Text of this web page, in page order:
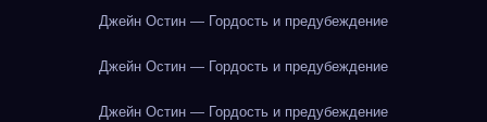
Джейн Остин — Гордость и предубеждение
Джейн Остин — Гордость и предубеждение
Джейн Остин — Гордость и предубеждение